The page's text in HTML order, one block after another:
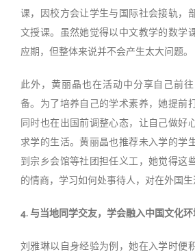
课，因校方会让学生与国际社会接轨，
文授课。虽然她觉得以中文教学的数学
应期，但整体来说并不会产生太大问题。
此外，黄丽晶也在活动中分享自己前
备。为了培养自己的学术素养，她提前
同时也在出国前调整心态，让自己做好
求学的生活。黄丽晶也推荐未入学的学
到宗乡会馆等社团担任义工，她觉得这
的情商，学习如何处事待人，对在外国生
4. 与当地同学交友，学会融入中国文化环
刘雅琳以自身经验为例，她在入学时便